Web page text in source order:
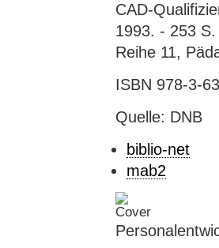
CAD-
1993. - 253
Reihe 11,
ISBN 978-3-
Quelle: DNB
biblio-net
mab2